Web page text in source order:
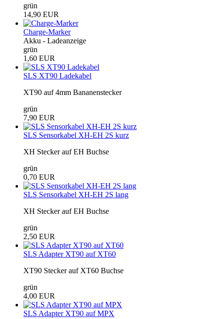
grün
14,90 EUR
Charge-Marker
Akku - Ladeanzeige
grün
1,60 EUR
SLS XT90 Ladekabel
XT90 auf 4mm Bananenstecker
grün
7,90 EUR
SLS Sensorkabel XH-EH 2S kurz
XH Stecker auf EH Buchse
grün
0,70 EUR
SLS Sensorkabel XH-EH 2S lang
XH Stecker auf EH Buchse
grün
2,50 EUR
SLS Adapter XT90 auf XT60
XT90 Stecker auf XT60 Buchse
grün
4,00 EUR
SLS Adapter XT90 auf MPX